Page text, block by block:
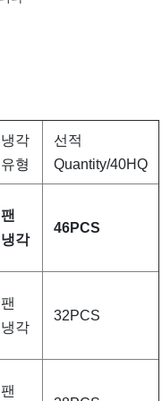
냉각
유형
선적
Quantity/40HQ
팬
냉각
46PCS
팬
냉각
32PCS
팬